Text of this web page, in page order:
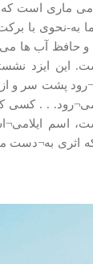
ماری است که
نحوی با
حافظ آب ها
این ایزد
پشت سر
. . کسی
اسم
اثری به¬دست